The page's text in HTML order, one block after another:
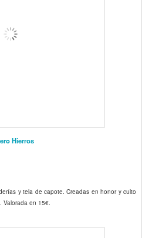
Hierros
y tela de capote. Creadas en honor y culto
Valorada en 15€.